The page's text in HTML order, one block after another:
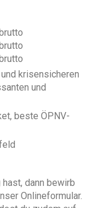
krisensicheren
und
beste ÖPNV-
dann bewirb
Onlineformular.